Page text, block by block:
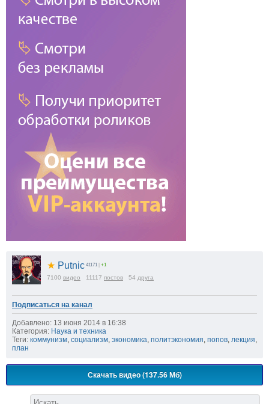
★ Putnic 41171 | +1
7100 видео 11117 постов 54 друга
Подписаться на канал
Добавлено: 13 июня 2014 в 16:38
Категория: Наука и техника
Теги: коммунизм социализм экономика политэкономия попов лекция
план
Скачать видео (137.56 Мб)